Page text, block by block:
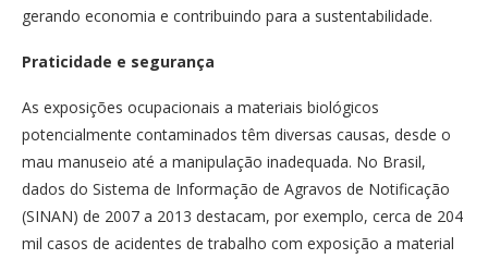
gerando economia e contribuindo para a sustentabilidade.
Praticidade e segurança
As exposições ocupacionais a materiais biológicos
potencialmente contaminados têm diversas causas, desde o
mau manuseio até a manipulação inadequada. No Brasil,
dados do Sistema de Informação de Agravos de Notificação
(SINAN) de 2007 a 2013 destacam, por exemplo, cerca de 204
mil casos de acidentes de trabalho com exposição a material